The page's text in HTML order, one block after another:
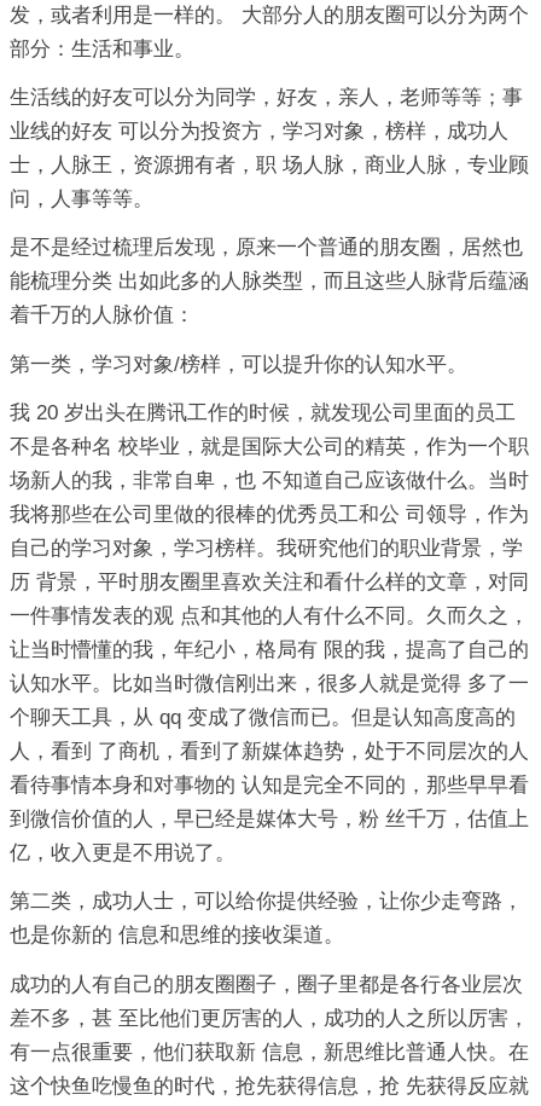
发，或者利用是一样的。 大部分人的朋友圈可以分为两个
部分：生活和事业。
生活线的好友可以分为同学，好友，亲人，老师等等；事
业线的好友 可以分为投资方，学习对象，榜样，成功人
士，人脉王，资源拥有者，职 场人脉，商业人脉，专业顾
问，人事等等。
是不是经过梳理后发现，原来一个普通的朋友圈，居然也
能梳理分类 出如此多的人脉类型，而且这些人脉背后蕴涵
着千万的人脉价值：
第一类，学习对象/榜样，可以提升你的认知水平。
我 20 岁出头在腾讯工作的时候，就发现公司里面的员工
不是各种名 校毕业，就是国际大公司的精英，作为一个职
场新人的我，非常自卑，也 不知道自己应该做什么。当时
我将那些在公司里做的很棒的优秀员工和公 司领导，作为
自己的学习对象，学习榜样。我研究他们的职业背景，学
历 背景，平时朋友圈里喜欢关注和看什么样的文章，对同
一件事情发表的观 点和其他的人有什么不同。久而久之，
让当时懵懂的我，年纪小，格局有 限的我，提高了自己的
认知水平。比如当时微信刚出来，很多人就是觉得 多了一
个聊天工具，从 qq 变成了微信而已。但是认知高度高的
人，看到 了商机，看到了新媒体趋势，处于不同层次的人
看待事情本身和对事物的 认知是完全不同的，那些早早看
到微信价值的人，早已经是媒体大号，粉 丝千万，估值上
亿，收入更是不用说了。
第二类，成功人士，可以给你提供经验，让你少走弯路，
也是你新的 信息和思维的接收渠道。
成功的人有自己的朋友圈圈子，圈子里都是各行各业层次
差不多，甚 至比他们更厉害的人，成功的人之所以厉害，
有一点很重要，他们获取新 信息，新思维比普通人快。在
这个快鱼吃慢鱼的时代，抢先获得信息，抢 先获得反应就